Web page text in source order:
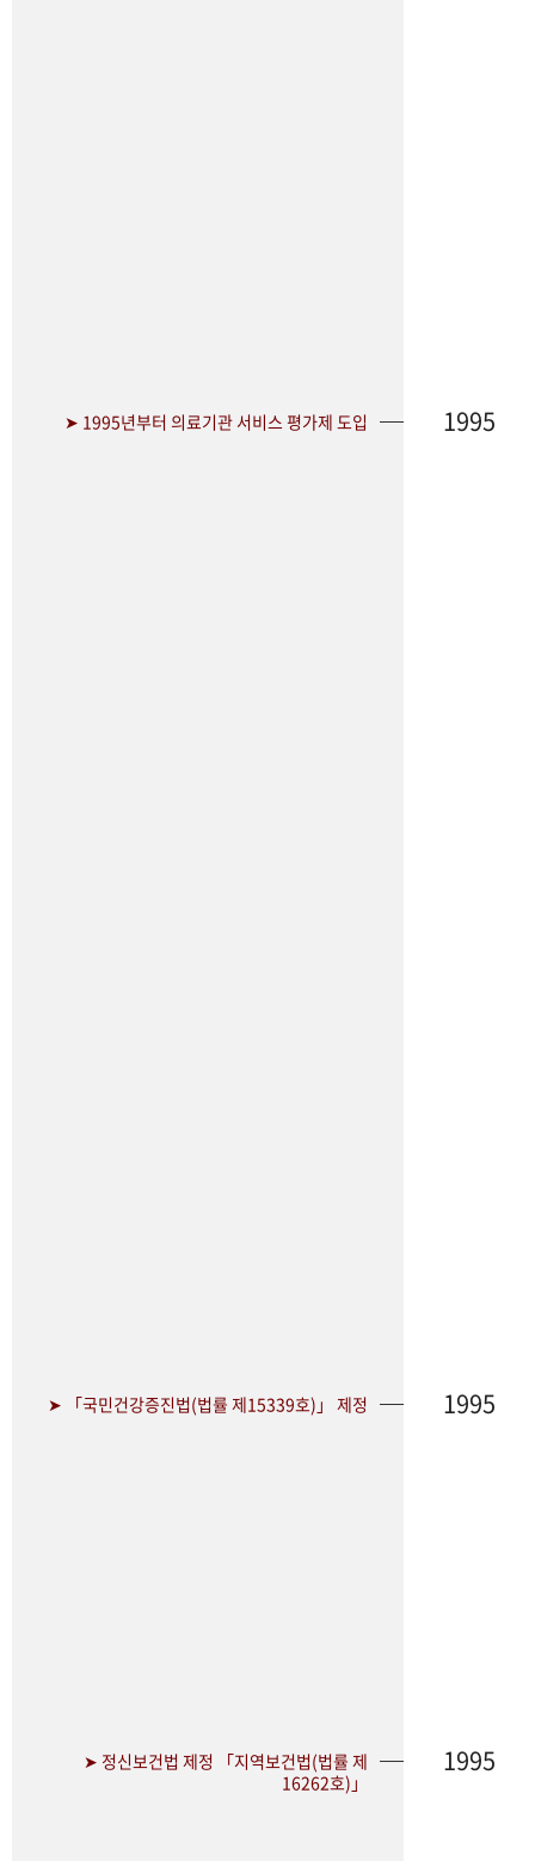
➤ 1995년부터 의료기관 서비스 평가제 도입 1995
➤ 「국민건강증진법(법률 제15339호)」 제정 1995
➤ 정신보건법 제정 「지역보건법(법률 제
16262호)」
1995